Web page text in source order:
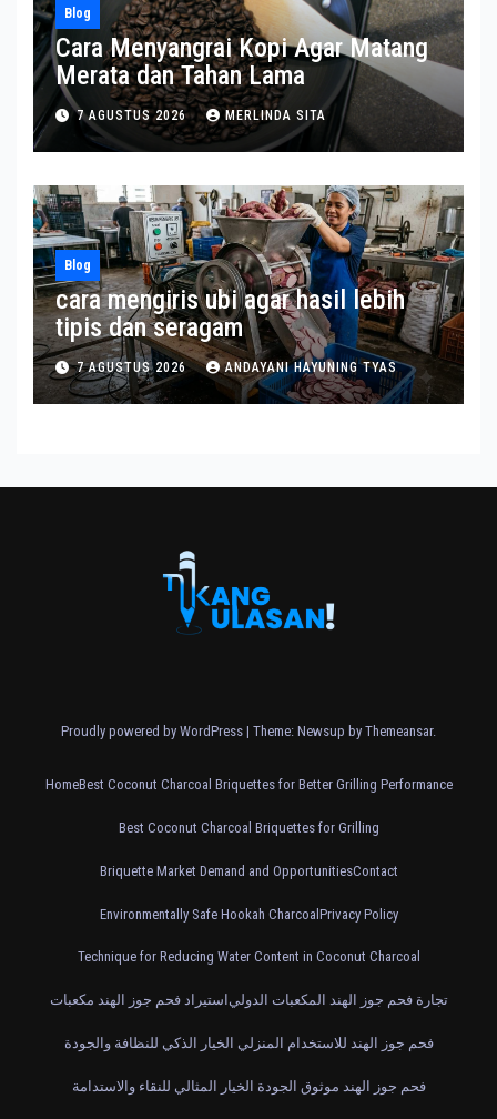
Blog
Cara Menyangrai Kopi Agar Matang
Merata dan Tahan Lama
7 AGUSTUS 2026 MERLINDA SITA
Blog
cara mengiris ubi agar hasil lebih
tipis dan seragam
7 AGUSTUS 2026 ANDAYANI HAYUNING TYAS
Proudly powered by WordPress | Theme: Newsup by Themeansar.
HomeBest Coconut Charcoal Briquettes for Better Grilling Performance
Best Coconut Charcoal Briquettes for Grilling
Briquette Market Demand and OpportunitiesContact
Environmentally Safe Hookah CharcoalPrivacy Policy
Technique for Reducing Water Content in Coconut Charcoal
استيراد فحم جوز الهند مكعبات تجارة فحم جوز الهند المكعبات الدولي
فحم جوز الهند للاستخدام المنزلي الخيار الذكي للنظافة والجودة
فحم جوز الهند موثوق الجودة الخيار المثالي للنقاء والاستدامة